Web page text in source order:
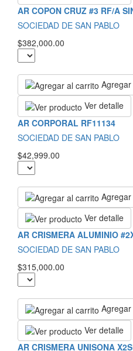
AR COPON CRUZ #3 RF/A
SOCIEDAD DE SAN PABLO
$382,000.00
Ver detalle
AR CORPORAL RF11134
SOCIEDAD DE SAN PABLO
$42,999.00
Ver detalle
AR CRISMERA ALUMINIO
SOCIEDAD DE SAN PABLO
$315,000.00
Ver detalle
AR CRISMERA UNISONA